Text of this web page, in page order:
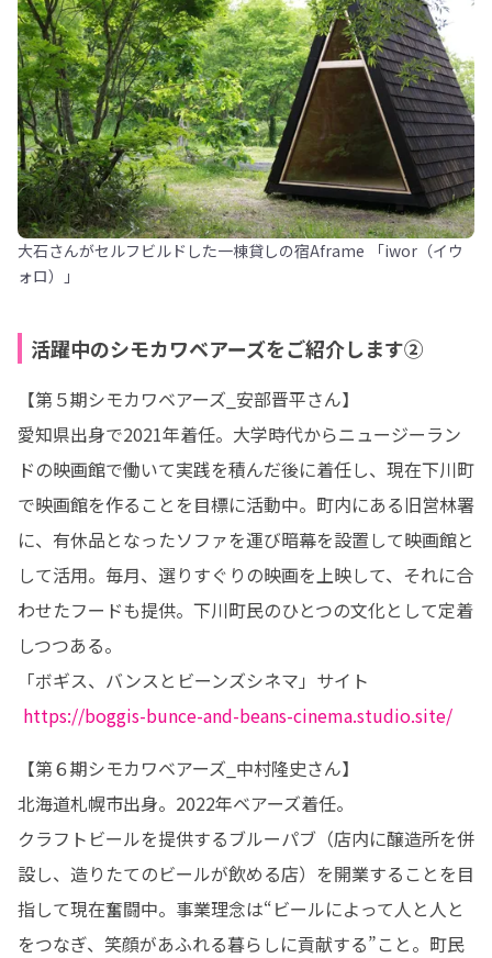
大石さんがセルフビルドした一棟貸しの宿Aframe 「iwor（イウ
ォロ）」
活躍中のシモカワベアーズをご紹介します②
【第５期シモカワベアーズ_安部晋平さん】
愛知県出身で2021年着任。大学時代からニュージーラン
ドの映画館で働いて実践を積んだ後に着任し、現在下川町
で映画館を作ることを目標に活動中。町内にある旧営林署
に、有休品となったソファを運び暗幕を設置して映画館と
して活用。毎月、選りすぐりの映画を上映して、それに合
わせたフードも提供。下川町民のひとつの文化として定着
しつつある。
「ボギス、バンスとビーンズシネマ」サイト
https://boggis-bunce-and-beans-cinema.studio.site/
【第６期シモカワベアーズ_中村隆史さん】
北海道札幌市出身。2022年ベアーズ着任。
クラフトビールを提供するブルーパブ（店内に醸造所を併
設し、造りたてのビールが飲める店）を開業することを目
指して現在奮闘中。事業理念は“ビールによって人と人と
をつなぎ、笑顔があふれる暮らしに貢献する”こと。町民